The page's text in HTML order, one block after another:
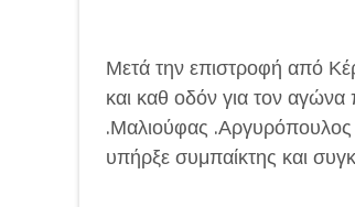
Μετά την επιστροφή από
και καθ οδόν για τον αγώνα
.Μαλιούφας
υπήρξε συμπαίκτης και